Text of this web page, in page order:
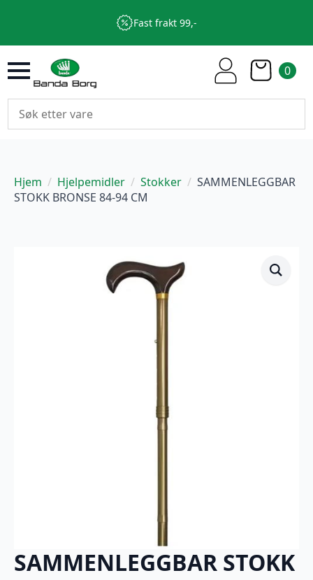
Fast frakt 99,-
0
Hjem Hjelpemidler Stokker
SAMMENLEGGBAR
STOKK BRONSE 84-94 CM
SAMMENLEGGBAR STOKK